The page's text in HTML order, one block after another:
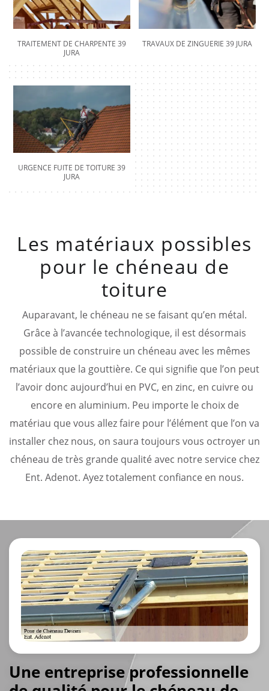
TRAITEMENT DE CHARPENTE 39
JURA
TRAVAUX DE ZINGUERIE 39 JURA
URGENCE FUITE DE TOITURE 39
JURA
Les matériaux possibles
pour le chéneau de
toiture
Auparavant, le chéneau ne se faisant qu’en métal.
Grâce à l’avancée technologique, il est désormais
possible de construire un chéneau avec les mêmes
matériaux que la gouttière. Ce qui signifie que l’on peut
l’avoir donc aujourd’hui en PVC, en zinc, en cuivre ou
encore en aluminium. Peu importe le choix de
matériau que vous allez faire pour l’élément que l’on va
installer chez nous, on saura toujours vous octroyer un
chéneau de très grande qualité avec notre service chez
Ent. Adenot. Ayez totalement confiance en nous.
Une entreprise professionnelle